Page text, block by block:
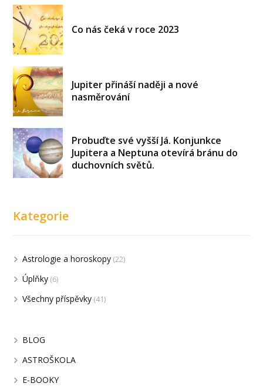
Co nás čeká v roce 2023
Jupiter přináší naději a nové
nasměrování
Probuďte své vyšší Já. Konjunkce
Jupitera a Neptuna otevírá bránu do
duchovních světů.
Kategorie
Astrologie a horoskopy (22)
Úplňky (6)
Všechny příspěvky (41)
BLOG
ASTROŠKOLA
E-BOOKY